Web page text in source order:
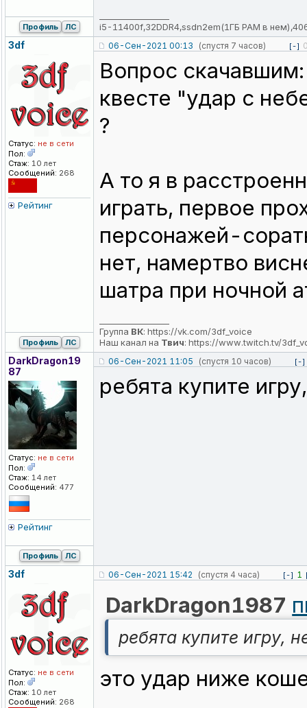
i5-11400f,32DDR4,ssdn2em(1ГБ РАМ в
Профиль ЛС
3df
Статус: не в сети
Пол:
Стаж: 10 лет
Сообщений: 268
Рейтинг
06-Сен-2021 00:13 (спустя 7 часов) [-]
Вопрос
квесте "удар с
?
А то я в
играть, первое
персонажей-
нет, намертво
шатра при ночной
Группа ВК: https://vk.com/3df_voice
Наш канал на Твич: https://www.twitch.tv/
Профиль ЛС
DarkDragon19
87
Статус: не в сети
Пол:
Стаж: 14 лет
Сообщений: 477
Рейтинг
06-Сен-2021 11:05 (спустя 10 часов) [-]
ребята купите
Профиль ЛС
3df
Статус: не в сети
Пол:
Стаж: 10 лет
Сообщений: 268
06-Сен-2021 15:42 (спустя 4 часа) [-] 1
DarkDragon1987
ребята купите игру,
это удар ниже